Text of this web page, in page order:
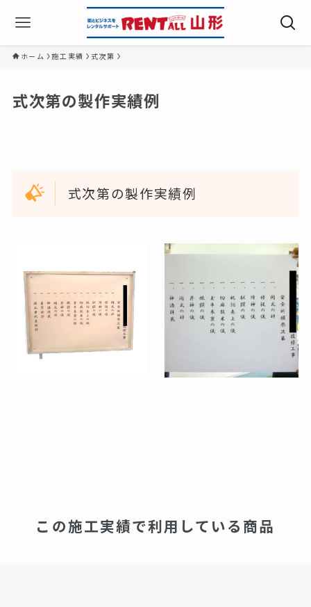
ホーム 施工実績 式次第
式次第の製作実績例
式次第の製作実績例
この施工実績で利用している商品